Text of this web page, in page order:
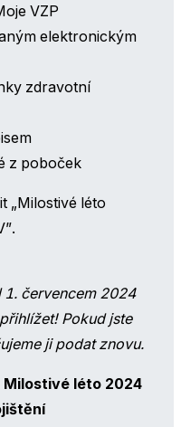
VZP
elektronickým
zdravotní
z poboček
„Milostivé léto
červencem 2024
Pokud jste
ji podat znovu.
Milostivé léto 2024